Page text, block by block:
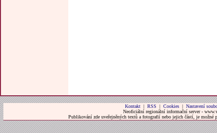
Kontakt| RSS | Cookies| Nastavení
Neoficiální regionální informační server -
Publikování zde uveřejněných textů a fotografií nebo jejich částí, je možné